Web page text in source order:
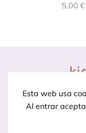
5,00 €
Esta web usa
Al entrar